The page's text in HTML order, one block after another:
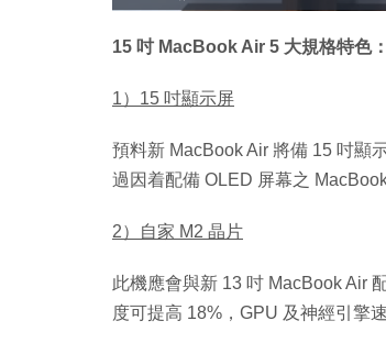
放
啟
:
1
15 吋 MacBook Air 5 大規格特色：
1）15 吋顯示屏
預料新 MacBook Air 將備 15 吋顯
過因着配備 OLED 屏幕之
2）自家 M2 晶片
此機應會與新 13 吋 MacBook Air
度可提高 18%，GPU 及神經引擎